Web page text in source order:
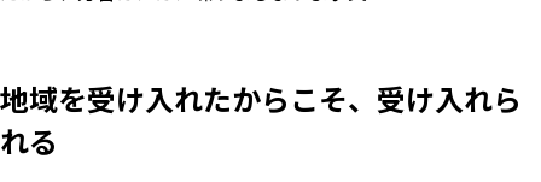
地域を受け入れたからこそ、受け入れら
れる